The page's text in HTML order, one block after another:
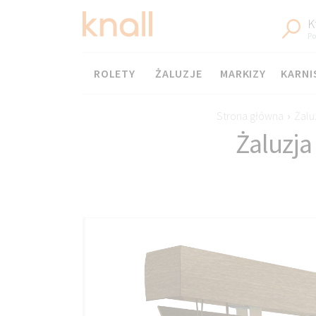
Menu
ROLETY ŻALUZJE MARKIZY
Strona główna ›